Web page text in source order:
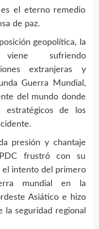
el eterno remedio
de paz.
geopolítica, la
sufriendo
extranjeras y
Guerra Mundial,
del mundo donde
estratégicos de los
presión y chantaje
frustró con su
el intento del primero
mundial en la
Asiático e hizo
la seguridad regional